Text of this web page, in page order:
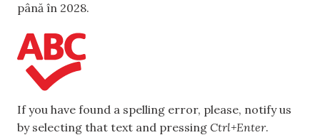
până în 2028.
If you have found a spelling error, please, notify us
by selecting that text and pressing Ctrl+Enter.